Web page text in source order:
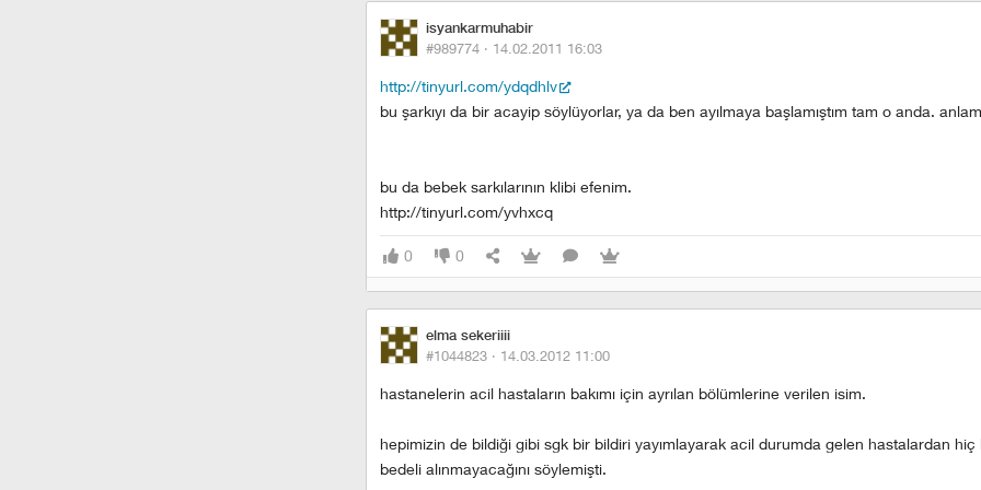
isyankarmuhabir
#989774 · 14.02.2011 16:03
http://tinyurl.com/ydqdhlv
bu şarkıyı da bir acayip söylüyorlar, ya da ben ayılmaya başlamıştım tam o anda.
bu da bebek sarkılarının klibi efenim.
http://tinyurl.com/yvhxcq
0 0
elma sekeriiii
#1044823 · 14.03.2012 11:00
hastanelerin acil hastaların bakımı için ayrılan bölümlerine verilen isim.
hepimizin de bildiği gibi sgk bir bildiri yayımlayarak acil durumda gelen hastalardan hiç
bedeli alınmayacağını söylemişti.